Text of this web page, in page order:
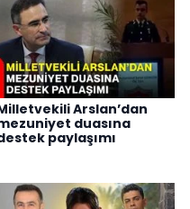
Arslan’dan
duasına
paylaşımı